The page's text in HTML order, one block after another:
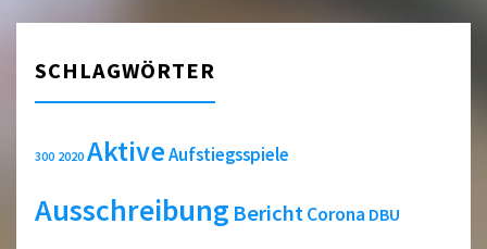
SCHLAGWÖRTER
300 2020 AktiveAufstiegsspiele
Ausschreibung BerichtCorona DBU